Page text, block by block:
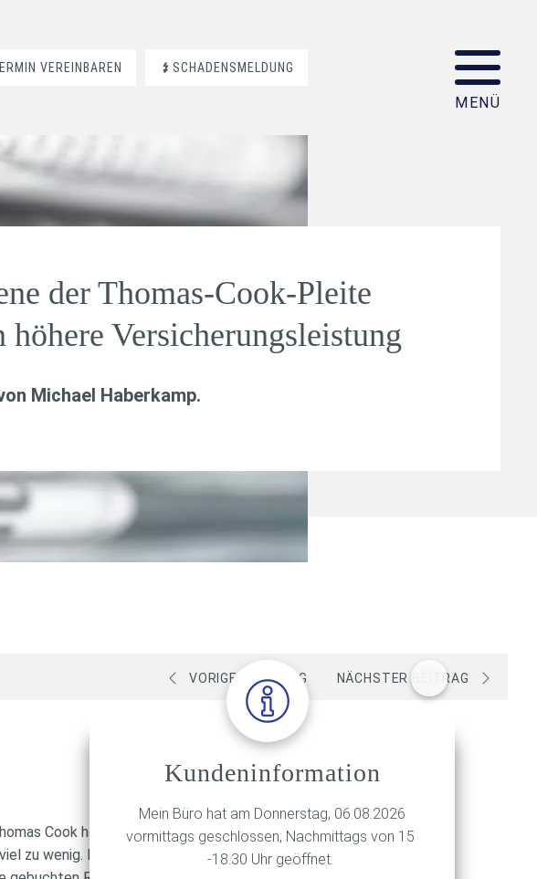
VEREINBAREN SCHADENSMELDUNG
der Thomas-Cook-Pleite
höhere Versicherungsleistung
Michael Haberkamp.
VORIGER BEITRAG NÄCHSTER BEITRAG
Cook herausstellte, dass der
zu wenig. Insgesamt standen nämlich nach
Kundeninformation
Mein Büro hat am Donnerstag, 06.08.2026
vormittags geschlossen, Nachmittags von 15
-18.30 Uhr geöffnet.